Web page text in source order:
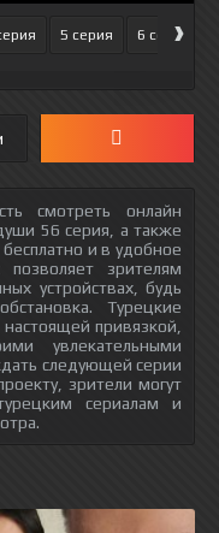
5 серия 6 серия
›
смотреть онлайн
56 серия, а также
и в удобное
зрителям
устройствах, будь
Турецкие
привязкой,
увлекательными
следующей серии
зрители могут
сериалам и